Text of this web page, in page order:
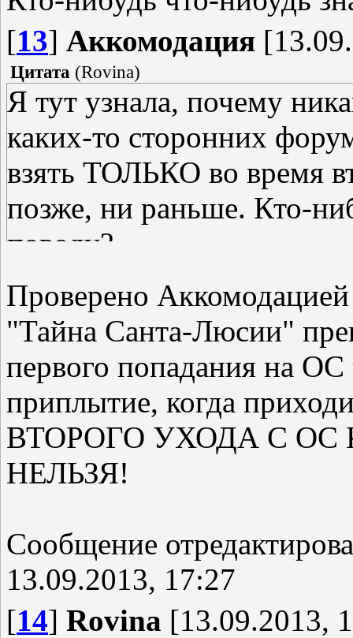
[13] Аккомодация
Цитата (Rovina)
Я тут узнала, почему
каких-то сторонних
взять ТОЛЬКО во время
позже, ни раньше. Кто-
поводу?
Проверено
"Тайна Санта-Люсии"
первого попадания на ОС
приплытие, когда
ВТОРОГО УХОДА С ОС
НЕЛЬЗЯ!
Сообщение
13.09.2013, 17:27
[14] Rovina [13.09.2013,